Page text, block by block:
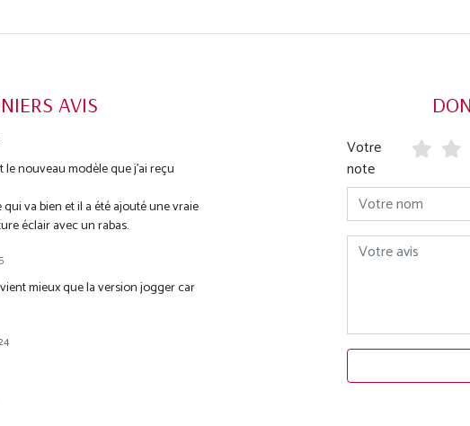
AVIS
le nouveau modèle que j'ai reçu
va bien et il a été ajouté une vraie
éclair avec un rabas.
mieux que la version jogger car
Votre
note
Votre nom
Votre avis